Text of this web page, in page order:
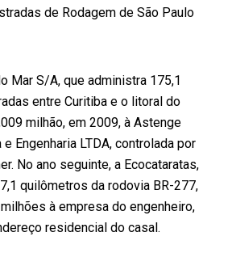
de Rodagem de São Paulo
Mar S/A, que administra 175,1
entre Curitiba e o litoral do
milhão, em 2009, à Astenge
Engenharia LTDA, controlada por
No ano seguinte, a Ecocataratas,
quilômetros da rodovia BR-277,
à empresa do engenheiro,
residencial do casal.